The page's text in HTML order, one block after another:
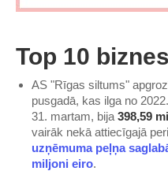
Top 10
AS "Rīgas siltums"
pusgadā, kas ilga no
31. martam, bija 398,59
vairāk nekā attiecīgajā
uzņēmuma peļņa
miljoni eiro​.